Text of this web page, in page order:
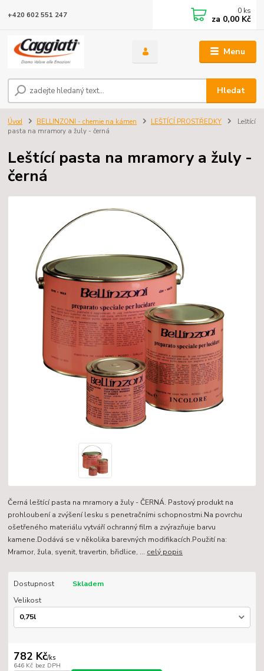
Menu
Hledat
+420 602 551 247 0 ks
za 0,00 Kč
Úvod BELLINZONI - chemie na kámen LEŠTÍCÍ PROSTŘEDKY
Leštící
pasta na mramory a žuly - černá
Leštící pasta na mramory a žuly -
černá
Černá leštící pasta na mramory a žuly - ČERNÁ. Pastový produkt na
prohloubení a zvýšení lesku s penetračními schopnostmi.Na povrchu
ošetřeného materiálu vytváří ochranný film a zvýrazňuje barvu
kamene.Dodává se v několika barevných modifikacích.Použití na:
Mramor, žula, syenit, travertin, břidlice, ... celý popis
Dostupnost
Skladem
Velikost
782 Kč/ks
646 Kč bez DPH